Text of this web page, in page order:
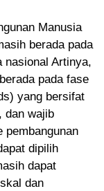
Manusia
berada pada
nasional Artinya,
pada fase
yang bersifat
dan wajib
pembangunan
dipilih
dapat
dan